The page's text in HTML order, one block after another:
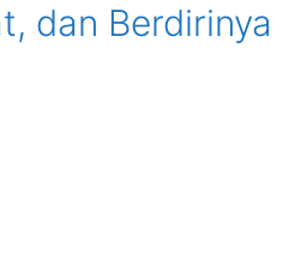
dan Berdirinya